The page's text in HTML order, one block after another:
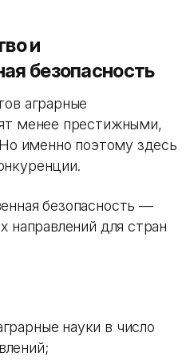
и
безопасность
аграрные
менее престижными,
именно поэтому здесь
безопасность —
направлений для стран
науки в число